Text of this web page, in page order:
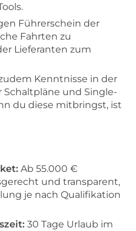
Führerschein der
Fahrten zu
Lieferanten zum
Kenntnisse in der
und Single-
du diese mitbringst, ist
Ab 55.000 €
und transparent,
je nach Qualifikation
30 Tage Urlaub im